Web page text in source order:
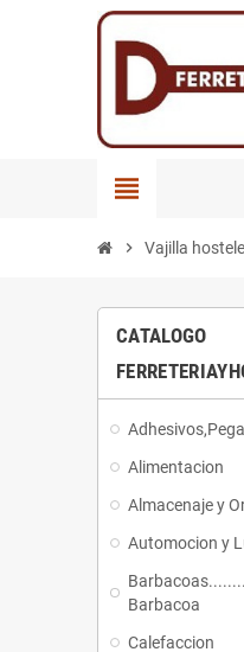
view_headline
chevron_right Vajilla
CATALOGO
Alimentacion
Almacenaje y
Automocion y
Barbacoa
Calefaccion